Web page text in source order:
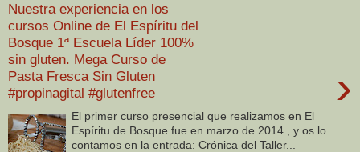
Nuestra experiencia en los
cursos Online de El Espíritu del
Bosque 1ª Escuela Líder 100%
sin gluten. Mega Curso de
Pasta Fresca Sin Gluten
#propinagital #glutenfree
›
El primer curso presencial que realizamos en El
Espíritu de Bosque fue en marzo de 2014 , y os lo
contamos en la entrada: Crónica del Taller...